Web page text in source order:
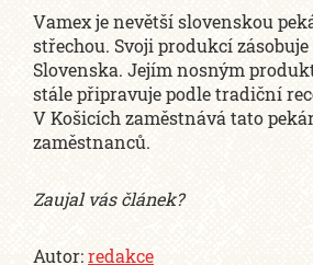
Vamex je nevětší slovenskou
střechou. Svoji produkcí
Slovenska. Jejím nosným
stále připravuje podle tradiční
V Košicích zaměstnává tato
zaměstnanců.
Zaujal vás článek?
Autor:redakce